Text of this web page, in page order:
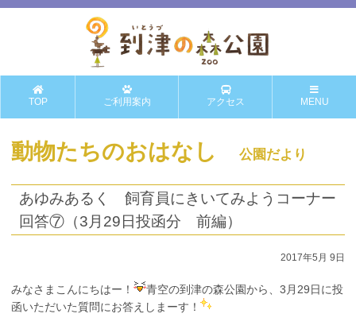
TOP ご利用案内 アクセス MENU
動物たちのおはなし 公園だより
あゆみあるく 飼育員にきいてみようコーナー
回答⑦（3月29日投函分 前編）
2017年5月 9日
みなさまこんにちはー！
青空の到津の森公園から、3月29日に投
函いただいた質問にお答えしまーす！